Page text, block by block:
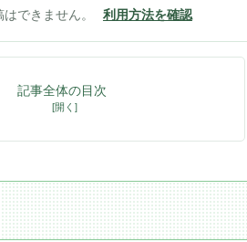
できません。 利用方法を確認
記事全体の目次